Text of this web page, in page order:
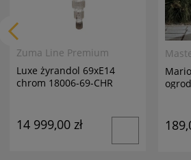
Zuma Line Premium
Luxe żyrandol 69xE14
chrom 18006-69-CHR
14 999,00 zł